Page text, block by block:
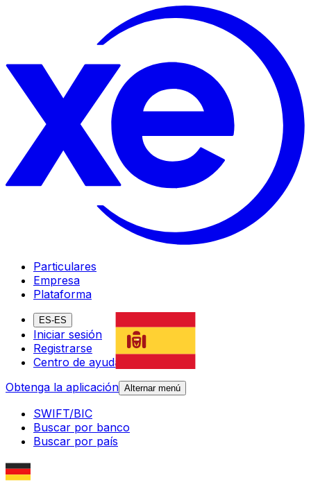
Particulares
Empresa
Plataforma
ES-ES
Iniciar sesión
Registrarse
Centro de ayuda
Obtenga la aplicación Alternar menú
SWIFT/BIC
Buscar por banco
Buscar por país